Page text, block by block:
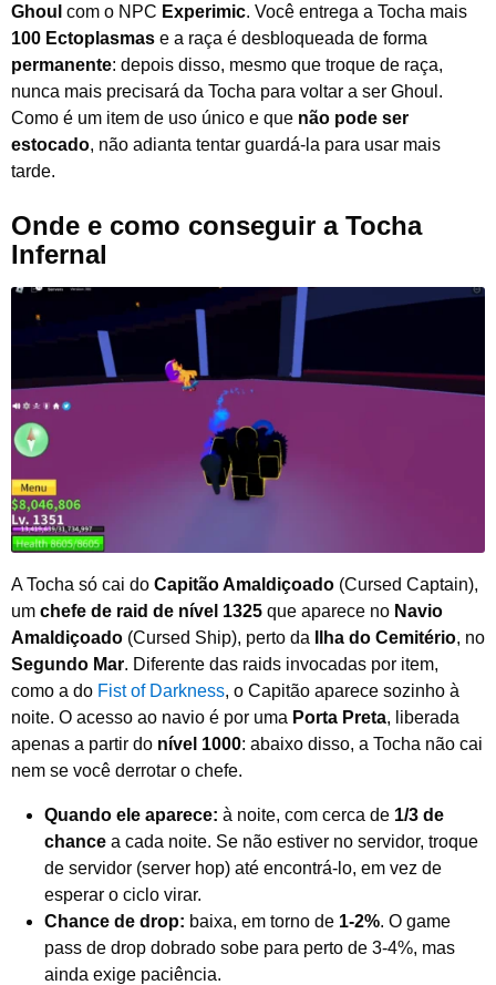
Ghoul com o NPC Experimic. Você entrega a Tocha mais
100 Ectoplasmas e a raça é desbloqueada de forma
permanente: depois disso, mesmo que troque de raça,
nunca mais precisará da Tocha para voltar a ser Ghoul.
Como é um item de uso único e que não pode ser
estocado, não adianta tentar guardá-la para usar mais
tarde.
Onde e como conseguir a Tocha
Infernal
A Tocha só cai do Capitão Amaldiçoado (Cursed Captain),
um chefe de raid de nível 1325 que aparece no Navio
Amaldiçoado (Cursed Ship), perto da Ilha do Cemitério, no
Segundo Mar. Diferente das raids invocadas por item,
como a do Fist of Darkness, o Capitão aparece sozinho à
noite. O acesso ao navio é por uma Porta Preta, liberada
apenas a partir do nível 1000: abaixo disso, a Tocha não cai
nem se você derrotar o chefe.
Quando ele aparece: à noite, com cerca de 1/3 de
chance a cada noite. Se não estiver no servidor, troque
de servidor (server hop) até encontrá-lo, em vez de
esperar o ciclo virar.
Chance de drop: baixa, em torno de 1-2%. O game
pass de drop dobrado sobe para perto de 3-4%, mas
ainda exige paciência.